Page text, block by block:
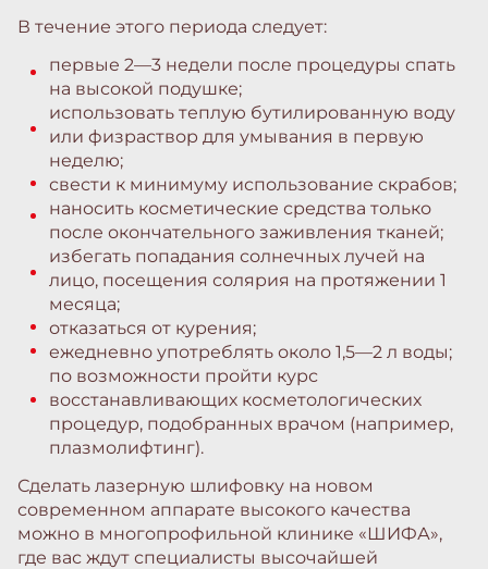
В течение этого периода следует:
первые 2—3 недели после процедуры спать
на высокой подушке;
использовать теплую бутилированную воду
или физраствор для умывания в первую
неделю;
свести к минимуму использование скрабов;
наносить косметические средства только
после окончательного заживления тканей;
избегать попадания солнечных лучей на
лицо, посещения солярия на протяжении 1
месяца;
отказаться от курения;
ежедневно употреблять около 1,5—2 л воды;
по возможности пройти курс
восстанавливающих косметологических
процедур, подобранных врачом (например,
плазмолифтинг).
Сделать лазерную шлифовку на новом
современном аппарате высокого качества
можно в многопрофильной клинике «ШИФА»,
где вас ждут специалисты высочайшей